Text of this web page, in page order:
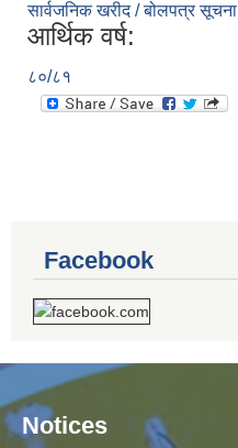
सार्वजनिक खरीद / बोलपत्र सूचना
आर्थिक वर्ष:
८०/८१
Facebook
Notices